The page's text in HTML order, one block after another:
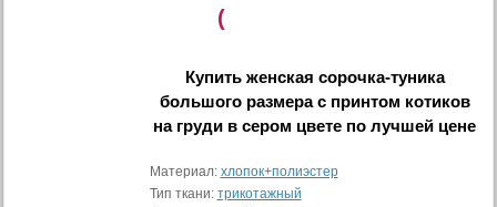
(
Купить женская сорочка-туника
большого размера с принтом котиков
на груди в сером цвете по лучшей цене
Материал: хлопок+полиэстер
Тип ткани: трикотажный